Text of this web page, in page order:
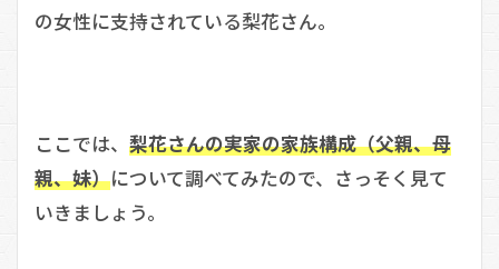
の女性に支持されている梨花さん。
ここでは、 梨花さんの実家の家族構成（父親、母
親、妹）について調べてみたので、さっそく見て
いきましょう。